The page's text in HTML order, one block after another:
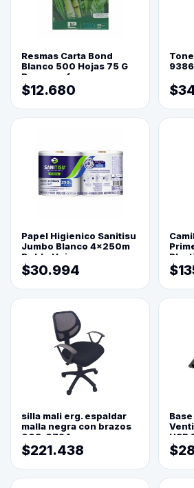
Resmas Carta Bond
Blanco 500 Hojas 75 G
Reprograf.
$12.680
Papel Higienico Sanitisu
Jumbo Blanco 4x250m
Doble Hoja
$30.994
silla mali erg. espaldar
malla negra con brazos
003-0794
$221.438
USB